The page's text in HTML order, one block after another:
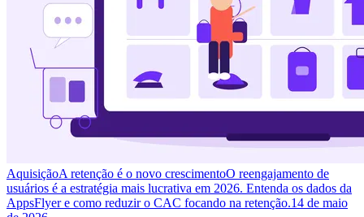
AquisiçãoA retenção é o novo crescimentoO reengajamento de
usuários é a estratégia mais lucrativa em 2026. Entenda os dados da
AppsFlyer e como reduzir o CAC focando na retenção.14 de maio